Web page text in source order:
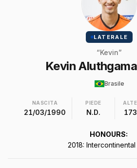
LATERALE
“Kevin”
Kevin
Brasile
NASCITA
21/03/1990
PIEDE
N.D.
HONOURS:
2018: Intercontinental